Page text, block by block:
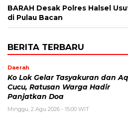
BARAH Desak Polres Halsel
di Pulau Bacan
BERITA TERBARU
Daerah
Ko Lok Gelar Tasyakuran dan
Cucu, Ratusan Warga Hadir
Panjatkan Doa
Minggu, 2 Agu 2026 - 15:00 WIT